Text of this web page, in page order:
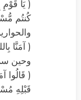
( يَا قَوْمِ
كُنتُم
( آمَنَّا
وحين
( قَالُوا
قَبْلِهِ